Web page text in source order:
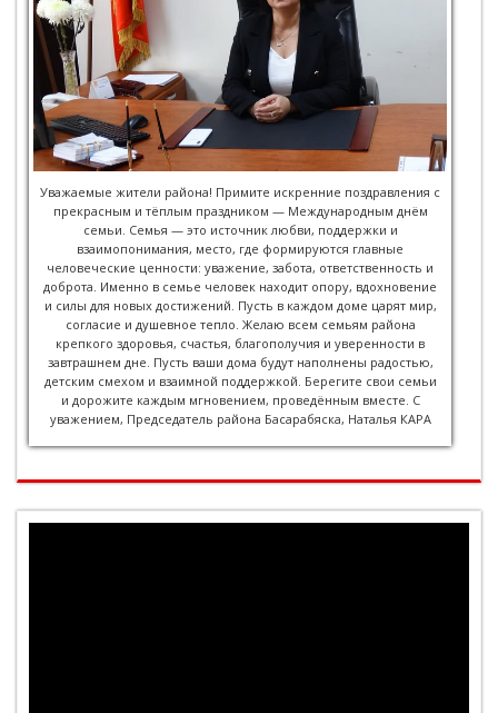
Уважаемые жители района! Примите искренние поздравления с
прекрасным и тёплым праздником — Международным днём
семьи. Семья — это источник любви, поддержки и
взаимопонимания, место, где формируются главные
человеческие ценности: уважение, забота, ответственность и
доброта. Именно в семье человек находит опору, вдохновение
и силы для новых достижений. Пусть в каждом доме царят мир,
согласие и душевное тепло. Желаю всем семьям района
крепкого здоровья, счастья, благополучия и уверенности в
завтрашнем дне. Пусть ваши дома будут наполнены радостью,
детским смехом и взаимной поддержкой. Берегите свои семьи
и дорожите каждым мгновением, проведённым вместе. С
уважением, Председатель района Басарабяска, Наталья КАРА